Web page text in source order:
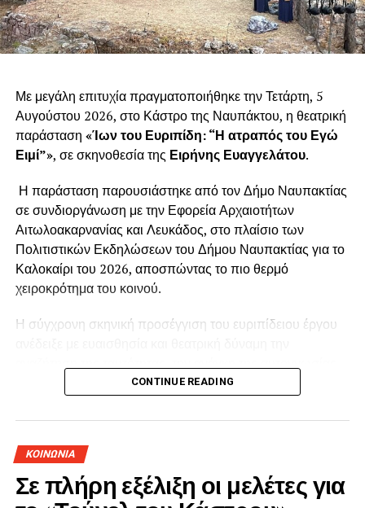
Με μεγάλη επιτυχία πραγματοποιήθηκε την Τετάρτη, 5
Αυγούστου 2026, στο Κάστρο της Ναυπάκτου, η θεατρική
παράσταση «Ίων του Ευριπίδη: “Η ατραπός του Εγώ
Ειμί”», σε σκηνοθεσία της Ειρήνης Ευαγγελάτου.
Η παράσταση παρουσιάστηκε από τον Δήμο Ναυπακτίας
σε συνδιοργάνωση με την Εφορεία Αρχαιοτήτων
Αιτωλοακαρνανίας και Λευκάδος, στο πλαίσιο των
Πολιτιστικών Εκδηλώσεων του Δήμου Ναυπακτίας για το
Καλοκαίρι του 2026, αποσπώντας το πιο θερμό
χειροκρότημα του κοινού.
Η σύγχρονη σκηνική προσέγγιση του ευριπίδειου έργου
το τραύμα της εγκατάλειψης και τη συμφιλίωση με το
Ευαγγελάτου, οι ερμηνείες, η κίνηση, η μουσικότητα και η
ιδιαίτερη ατμόσφαιρα του Κάστρου συνέθεσαν μία
ξεχωριστή θεατρική εμπειρία. Τη μετάφραση του κειμένου
υπέγραψε οΤάσος Ρούσσος, τη σκηνοθεσία και την
επιμέλεια κίνησης η Ειρήνη Ευαγγελάτου, τη
CONTINUE READING
ΚΟΙΝΩΝΙΑ
Σε πλήρη εξέλιξη οι μελέτες για